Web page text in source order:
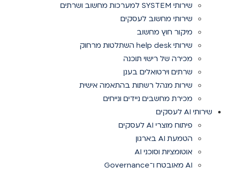
שירותי SYSTEM למערכות מחשוב ושרתים
שירותי מחשוב לעסקים
מיקור חוץ מחשוב
שירותי help desk השתלטות מרחוק
מכירה של רישוי תוכנה
שרתים וירטואלים בענן
שירות מנהל רשתות בהתאמה אישית
מכירת מחשבים ניידים ונייחים
שירותי AI לעסקים
פיתוח מוצרי AI לעסקים
הטמעת AI בארגון
אוטומציות וסוכני AI
AI מאובטח ו־Governance